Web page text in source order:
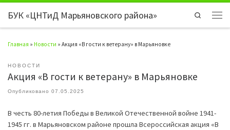
Перейти к содержимому
БУК «ЦНТиД Марьяновского района»
Search
Главная » Новости » Акция «В гости к ветерану» в Марьяновке
НОВОСТИ
Акция «В гости к ветерану» в Марьяновке
Опубликовано 07.05.2025
В честь 80-летия Победы в Великой Отечественной войне 1941-
1945 гг. в Марьяновском районе прошла Всероссийская акция «В